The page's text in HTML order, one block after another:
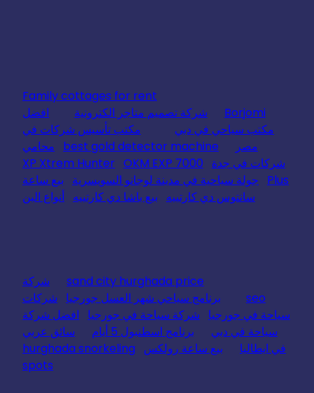
Family cottages for rent
Borjomi
شركة تصميم متاجر الكترونية
افضل
مكتب سياحي في دبي
مكتب تأسيس شركات في
مصر
best gold detector machine
محامي
شركات في جدة
XP Xtrem Hunter OKM EXP 7000
Plus
جولة سياحية في مدينة لوجانو السويسرية
بيع ساعة
سانتوس دي كارتييه
بيع باشا دي كارتييه أنواع البن
sand city hurghada price
شركة
seo
برنامج سياحي شهر العسل جورجيا
شركات
سياحة في جورجيا
شركة سياحة في جورجيا
افضل شركة
سياحة في دبي
برنامج اسطنبول 5 أيام
سائق عربي
في ايطاليا
بيع ساعة رولكس
hurghada snorkeling
spots